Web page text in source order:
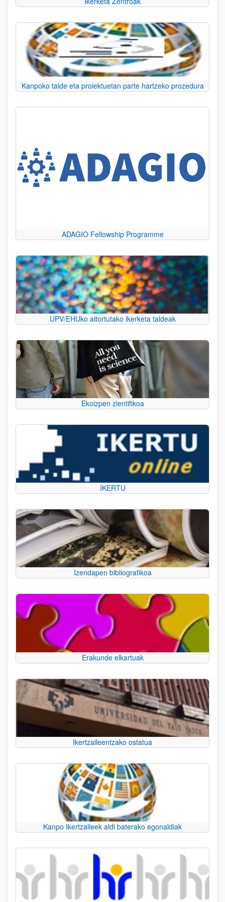
Kanpoko talde eta proiektuetan parte hartzeko prozedura
ADAGIO Fellowship Programme
UPV/EHUko aitortutako ikerketa taldeak
Ekoizpen zientifikoa
IKERTU
Izendapen bibliografikoa
Erakunde elkartuak
Ikertzaileentzako ostatua
Kanpo Ikertzaileek aldi baterako egonaldiak